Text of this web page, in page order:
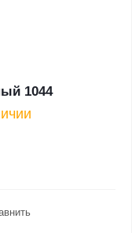
1044